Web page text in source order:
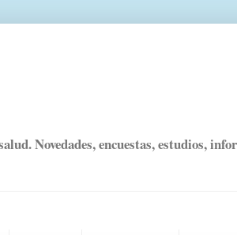
Novedades, encuestas, estudios,